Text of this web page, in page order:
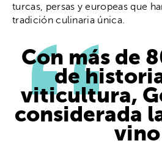
turcas, persas y europeas que
tradición culinaria única.
Con más de
de
viticultura,
considerada
vino